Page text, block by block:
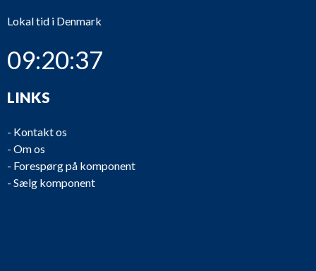
Lokal tid i Denmark
09:20:37
LINKS
- Kontakt os
- Om os
- Forespørg på komponent
- Sælg komponent